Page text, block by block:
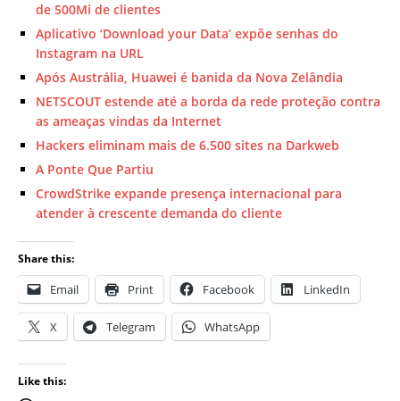
de 500Mi de clientes
Aplicativo ‘Download your Data’ expõe senhas do
Instagram na URL
Após Austrália, Huawei é banida da Nova Zelândia
NETSCOUT estende até a borda da rede proteção contra
as ameaças vindas da Internet
Hackers eliminam mais de 6.500 sites na Darkweb
A Ponte Que Partiu
CrowdStrike expande presença internacional para
atender à crescente demanda do cliente
Share this:
Email Print Facebook LinkedIn
X Telegram WhatsApp
Like this: